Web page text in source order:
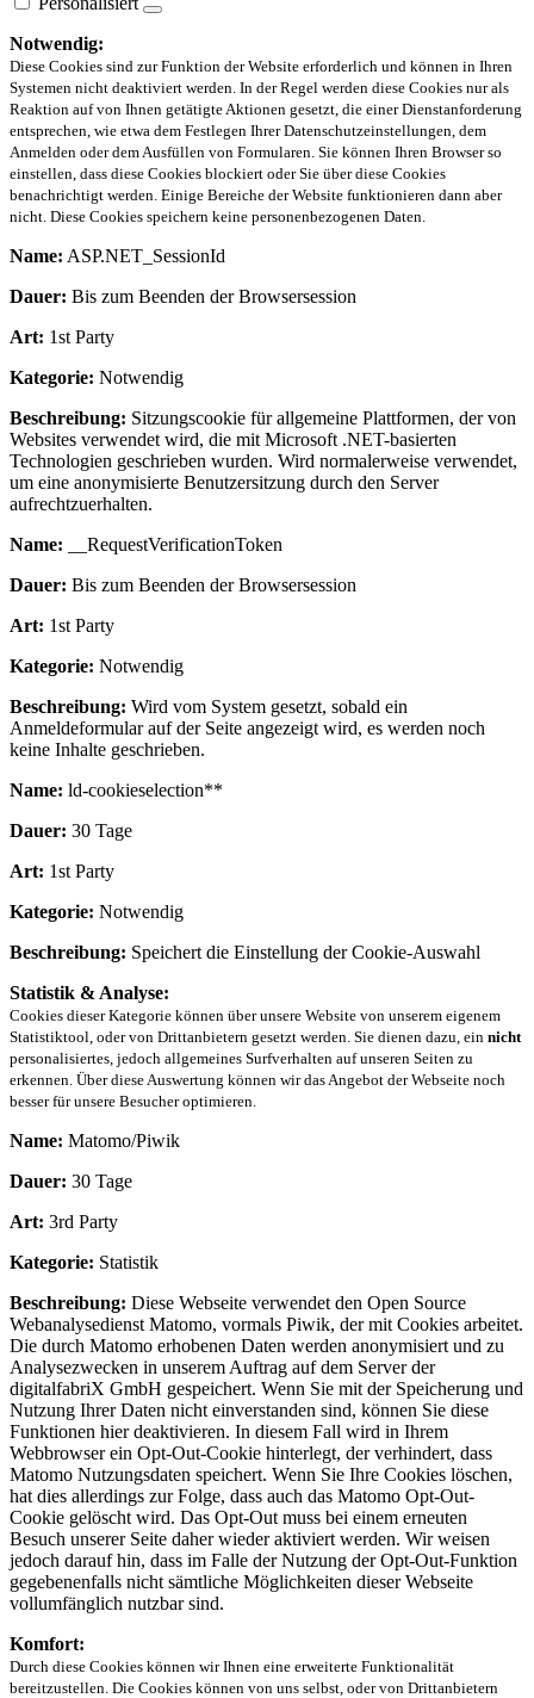
Notwendig:
Diese Cookies sind zur Funktion der Website erforderlich und können in Ihren
Systemen nicht deaktiviert werden. In der Regel werden diese Cookies nur als
Reaktion auf von Ihnen getätigte Aktionen gesetzt, die einer Dienstanforderung
entsprechen, wie etwa dem Festlegen Ihrer Datenschutzeinstellungen, dem
Anmelden oder dem Ausfüllen von Formularen. Sie können Ihren Browser so
einstellen, dass diese Cookies blockiert oder Sie über diese Cookies
benachrichtigt werden. Einige Bereiche der Website funktionieren dann aber
nicht. Diese Cookies speichern keine personenbezogenen Daten.
Name: ASP.NET_SessionId
Dauer: Bis zum Beenden der Browsersession
Art: 1st Party
Kategorie: Notwendig
Beschreibung: Sitzungscookie für allgemeine Plattformen, der von
Websites verwendet wird, die mit Microsoft .NET-basierten
Technologien geschrieben wurden. Wird normalerweise verwendet,
um eine anonymisierte Benutzersitzung durch den Server
aufrechtzuerhalten.
Name: __RequestVerificationToken
Dauer: Bis zum Beenden der Browsersession
Art: 1st Party
Kategorie: Notwendig
Beschreibung: Wird vom System gesetzt, sobald ein
Anmeldeformular auf der Seite angezeigt wird, es werden noch
keine Inhalte geschrieben.
Name: ld-cookieselection**
Dauer: 30 Tage
Art: 1st Party
Kategorie: Notwendig
Beschreibung: Speichert die Einstellung der Cookie-Auswahl
Statistik & Analyse:
Cookies dieser Kategorie können über unsere Website von unserem eigenem
Statistiktool, oder von Drittanbietern gesetzt werden. Sie dienen dazu, ein nicht
personalisiertes, jedoch allgemeines Surfverhalten auf unseren Seiten zu
erkennen. Über diese Auswertung können wir das Angebot der Webseite noch
besser für unsere Besucher optimieren.
Name: Matomo/Piwik
Dauer: 30 Tage
Art: 3rd Party
Kategorie: Statistik
Beschreibung: Diese Webseite verwendet den Open Source
Webanalysedienst Matomo, vormals Piwik, der mit Cookies arbeitet.
Die durch Matomo erhobenen Daten werden anonymisiert und zu
Analysezwecken in unserem Auftrag auf dem Server der
digitalfabriX GmbH gespeichert. Wenn Sie mit der Speicherung und
Nutzung Ihrer Daten nicht einverstanden sind, können Sie diese
Funktionen hier deaktivieren. In diesem Fall wird in Ihrem
Webbrowser ein Opt-Out-Cookie hinterlegt, der verhindert, dass
Matomo Nutzungsdaten speichert. Wenn Sie Ihre Cookies löschen,
hat dies allerdings zur Folge, dass auch das Matomo Opt-Out-
Cookie gelöscht wird. Das Opt-Out muss bei einem erneuten
Besuch unserer Seite daher wieder aktiviert werden. Wir weisen
jedoch darauf hin, dass im Falle der Nutzung der Opt-Out-Funktion
gegebenenfalls nicht sämtliche Möglichkeiten dieser Webseite
vollumfänglich nutzbar sind.
Komfort:
Durch diese Cookies können wir Ihnen eine erweiterte Funktionalität
bereitzustellen. Die Cookies können von uns selbst, oder von Drittanbietern